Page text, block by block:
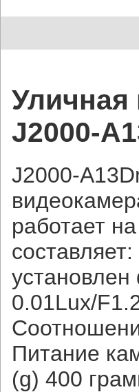
Уличная
J2000-
J2000-
работает
0.01Lux/
Питание
(g) 400